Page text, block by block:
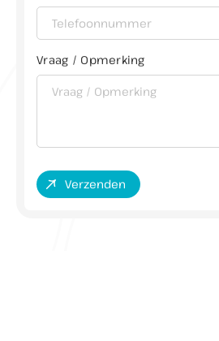
Buiten openingstijden
mogelijk
Let op: in juli en augustus op
(enkel op afspraak geopend)
Vraag / Opmerking
Verzenden